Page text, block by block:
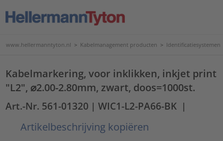
www.hellermanntyton.nl > Kabelmanagement producten > Identificatiesystemen
Kabelmarkering, voor inklikken, inkjet print
"L2", ⌀2.00-2.80mm, zwart, doos=1000st.
Art.-Nr. 561-01320 | WIC1-L2-PA66-BK |
Artikelbeschrijving kopiëren